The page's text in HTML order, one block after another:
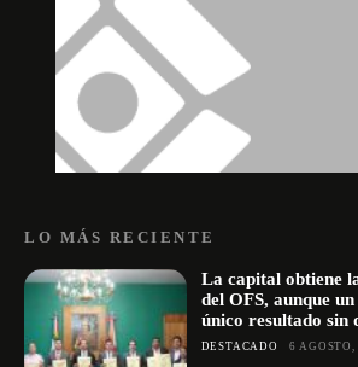
LO MÁS RECIENTE
La capital obtiene
del OFS, aunque
único resultado sin
DESTACADO 6 AGOSTO,